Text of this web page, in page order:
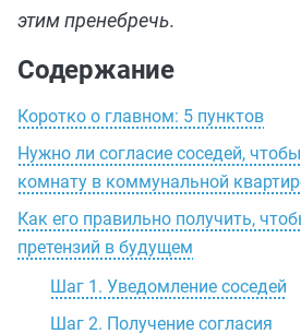
этим пренебречь.
Содержание
Коротко о главном: 5 пунктов
Нужно ли согласие соседей,
комнату в коммунальной
Как его правильно получить,
претензий в будущем
Шаг 1. Уведомление соседей
Шаг 2. Получение согласия